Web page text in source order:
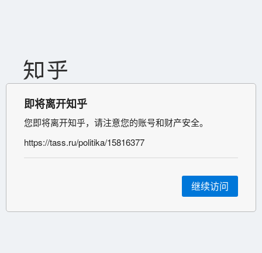
即将离开知乎
您即将离开知乎，请注意您的账号和财产安全。
https://tass.ru/politika/15816377
继续访问